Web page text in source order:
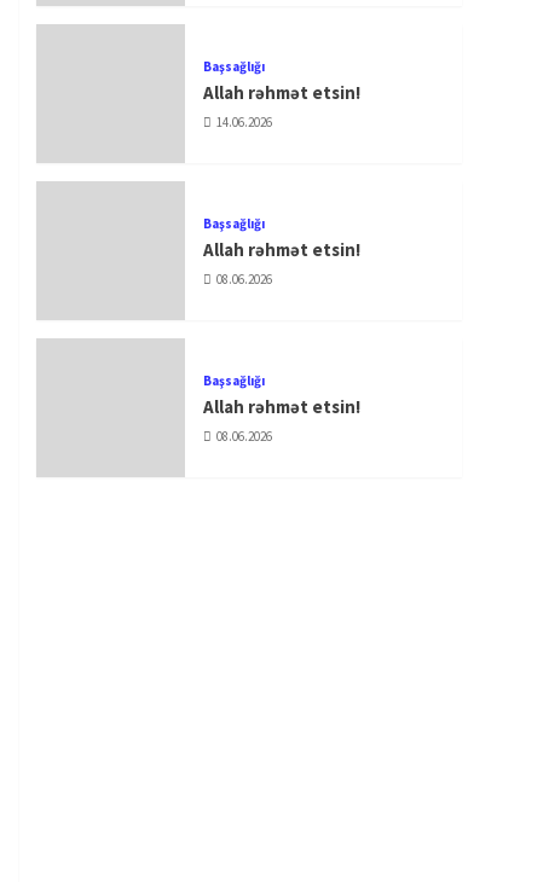
Başsağlığı
Allah rəhmət etsin!
14.06.2026
Başsağlığı
Allah rəhmət etsin!
08.06.2026
Başsağlığı
Allah rəhmət etsin!
08.06.2026